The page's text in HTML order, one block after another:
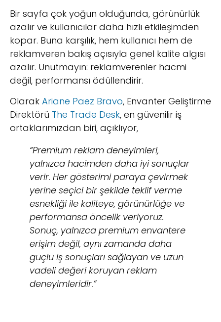
Bir sayfa çok yoğun olduğunda, görünürlük
azalır ve kullanıcılar daha hızlı etkileşimden
kopar. Buna karşılık, hem kullanıcı hem de
reklamveren bakış açısıyla genel kalite algısı
azalır. Unutmayın: reklamverenler hacmi
değil, performansı ödüllendirir.
Olarak Ariane Paez Bravo, Envanter Geliştirme
Direktörü The Trade Desk, en güvenilir iş
ortaklarımızdan biri, açıklıyor,
“Premium reklam deneyimleri,
yalnızca hacimden daha iyi sonuçlar
verir. Her gösterimi paraya çevirmek
yerine seçici bir şekilde teklif verme
esnekliği ile kaliteye, görünürlüğe ve
performansa öncelik veriyoruz.
Sonuç, yalnızca premium envantere
erişim değil, aynı zamanda daha
güçlü iş sonuçları sağlayan ve uzun
vadeli değeri koruyan reklam
deneyimleridir.”